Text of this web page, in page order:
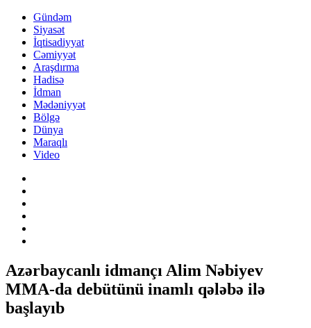
Gündəm
Siyasət
İqtisadiyyat
Cəmiyyət
Araşdırma
Hadisə
İdman
Mədəniyyət
Bölgə
Dünya
Maraqlı
Video
Azərbaycanlı idmançı Alim Nəbiyev
MMA-da debütünü inamlı qələbə ilə
başlayıb